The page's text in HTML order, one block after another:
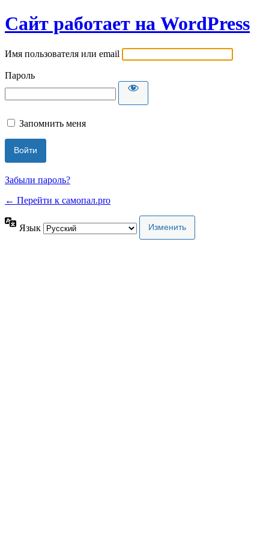
Сайт работает на WordPress
Имя пользователя или email
Пароль
Запомнить меня
Забыли пароль?
← Перейти к самопал.pro
Язык